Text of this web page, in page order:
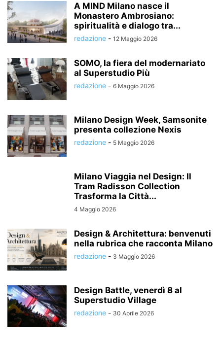
A MIND Milano nasce il
Monastero Ambrosiano:
spiritualità e dialogo tra...
redazione - 12 Maggio 2026
SOMO, la fiera del modernariato
al Superstudio Più
redazione - 6 Maggio 2026
Milano Design Week, Samsonite
presenta collezione Nexis
redazione - 5 Maggio 2026
Milano Viaggia nel Design: Il
Tram Radisson Collection
Trasforma la Città...
4 Maggio 2026
Design & Architettura: benvenuti
nella rubrica che racconta Milano
redazione - 3 Maggio 2026
Design Battle, venerdì 8 al
Superstudio Village
redazione - 30 Aprile 2026